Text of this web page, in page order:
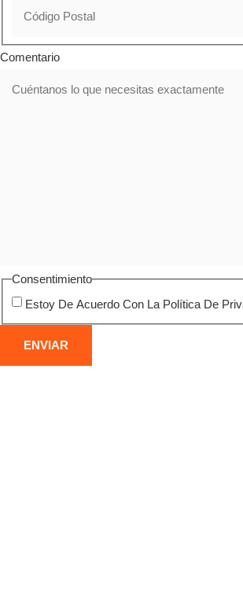
Comentario
Consentimiento
Estoy De Acuerdo Con La Política De